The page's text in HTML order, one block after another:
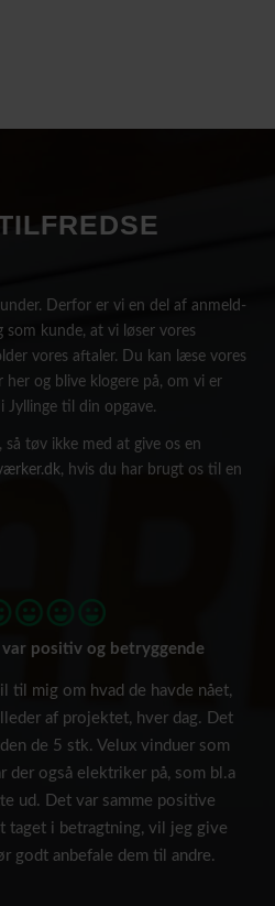
Derfor er vi en del af anmeld-
kunde, at vi løser vores
vores aftaler. Du kan læse vores
her og blive klogere på, om vi er
Jyllinge til din opgave.
tøv ikke med at give os en
, hvis du har brugt os til en
positiv og betryggende
til mig om hvad de havde nået,
af projektet, hver dag. Det
de 5 stk. Velux vinduer som
der også elektriker på, som bl.a
ud. Det var samme positive
taget i betragtning, vil jeg give
godt anbefale dem til andre.